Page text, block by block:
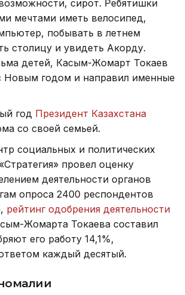
сирот. Ребятишки
мечтами иметь велосипед,
побывать в летнем
столицу и увидеть Акорду.
детей, Касым-Жомарт Токаев
Новым годом и направил именные
год Президент Казахстана
со своей семьей.
социальных и политических
провел оценку
деятельности органов
опроса 2400 респондентов
рейтинг одобрения деятельности
Жомарта Токаева составил
его работу 14,1%,
каждый десятый.